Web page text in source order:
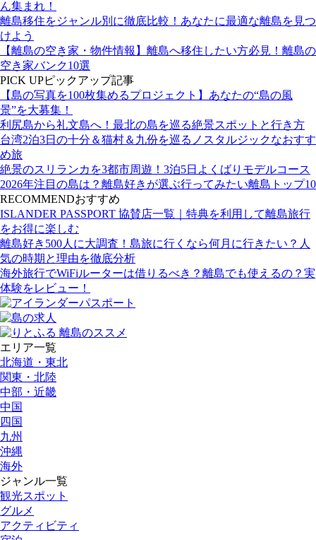
ん集まれ！
離島移住をジャンル別に徹底比較！あなたに最適な離島を見つ
けよう
【離島の空き家・物件情報】離島へ移住したい方必見！離島の
空き家バンク10選
PICK UPピックアップ記事
【島の写真を100枚集めるプロジェクト】あなたの“島の風
景”を大募集！
利尻島から礼文島へ！最北の島を巡る絶景スポットと行き方
台湾2泊3日の十分＆猫村＆九份を巡るノスタルジックなおすす
め旅
絶景のスリランカを3都市周遊！3泊5日よくばりモデルコース
2026年注目の島は？離島好きが選ぶ行ってみたい離島トップ10
RECOMMENDおすすめ
ISLANDER PASSPORT 協賛店一覧｜特典を利用して離島旅行
をお得に楽しむ
離島好き500人に大調査！島旅に行くなら何月に行きたい？人
気の時期と理由を徹底分析
海外旅行でWiFiルーターは借りるべき？離島でも使えるの？実
体験をレビュー！
エリア一覧
北海道・東北
関東・北陸
中部・近畿
中国
四国
九州
沖縄
海外
ジャンル一覧
観光スポット
グルメ
アクティビティ